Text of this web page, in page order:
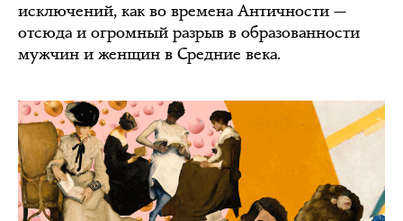
исключений, как во времена Античности —
отсюда и огромный разрыв в образованности
мужчин и женщин в Средние века.